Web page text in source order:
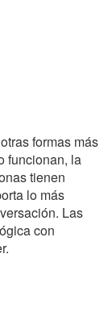
formas más
funcionan, la
tienen
lo más
Las
con